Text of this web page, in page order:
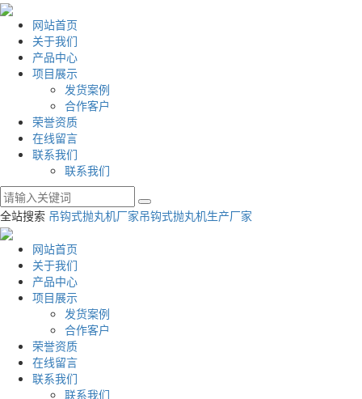
网站首页
关于我们
产品中心
项目展示
发货案例
合作客户
荣誉资质
在线留言
联系我们
联系我们
全站搜索 吊钩式抛丸机厂家吊钩式抛丸机生产厂家
网站首页
关于我们
产品中心
项目展示
发货案例
合作客户
荣誉资质
在线留言
联系我们
联系我们